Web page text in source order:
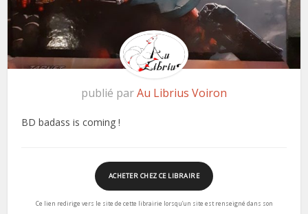
publié parAu Librius Voiron
BD badass is coming !
ACHETER CHEZ CE LIBRAIRE
Ce lien redirige vers le site de cette librairie lorsqu’un site est renseigné dans son